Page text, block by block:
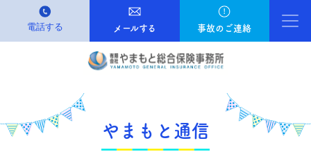
電話する メールする 事故のご連絡
やまもと通信